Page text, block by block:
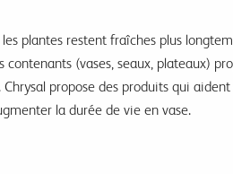
plantes restent fraîches plus
contenants (vases, seaux, plateaux)
Chrysal propose des produits qui
la durée de vie en vase.